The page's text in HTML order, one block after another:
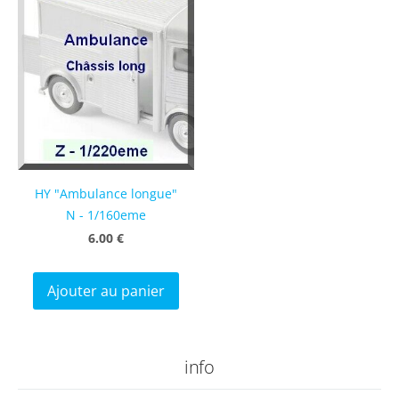
info
HY "Ambulance longue"
N - 1/160eme
6.00 €
Ajouter au panier